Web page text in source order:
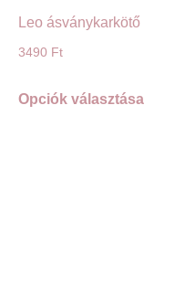
Leo ásványkarkötő
3490 Ft
Opciók választása